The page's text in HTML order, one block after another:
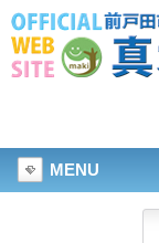
MENU